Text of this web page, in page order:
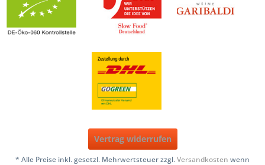
Vertrag widerrufen
* Alle Preise inkl. gesetzl. Mehrwertsteuer zzgl.Versandkosten wenn